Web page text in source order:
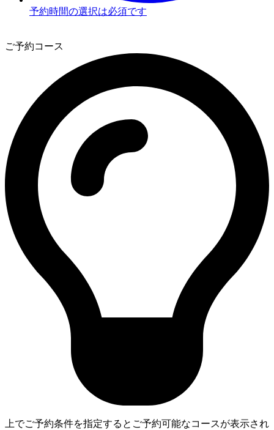
予約時間の選択は必須です
ご予約コース
上でご予約条件を指定するとご予約可能なコースが表示され